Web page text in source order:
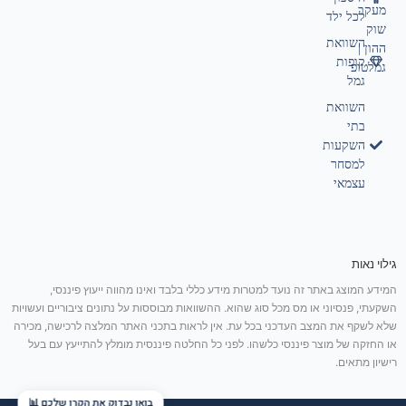
לכל ילד
השוואת
קופות
גמל
השוואת
בתי
השקעות
למסחר
עצמאי
מעקב
שוק
ההון |
גמלטופ
גילוי נאות
המידע המוצג באתר זה נועד למטרות מידע כללי בלבד ואינו מהווה ייעוץ פיננסי,
השקעתי, פנסיוני או מס מכל סוג שהוא. ההשוואות מבוססות על נתונים ציבוריים ועשויות
שלא לשקף את המצב העדכני בכל עת. אין לראות בתכני האתר המלצה לרכישה, מכירה
או החזקה של מוצר פיננסי כלשהו. לפני כל החלטה פיננסית מומלץ להתייעץ עם בעל
רישיון מתאים.
בואו נבדוק את הקרן שלכם 📊